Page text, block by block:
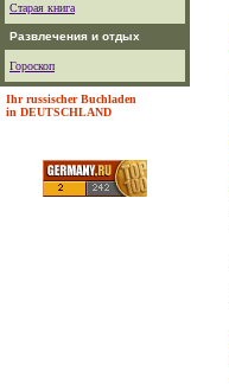
Старая книга
Развлечения и отдых
Гороскоп
Ihr russischer Buchladen
in DEUTSCHLAND